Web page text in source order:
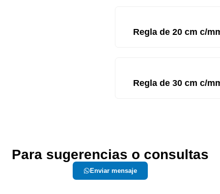
Regla de 20 cm c/
Regla de 30 cm c/
Para sugerencias o consultas
Enviar mensaje